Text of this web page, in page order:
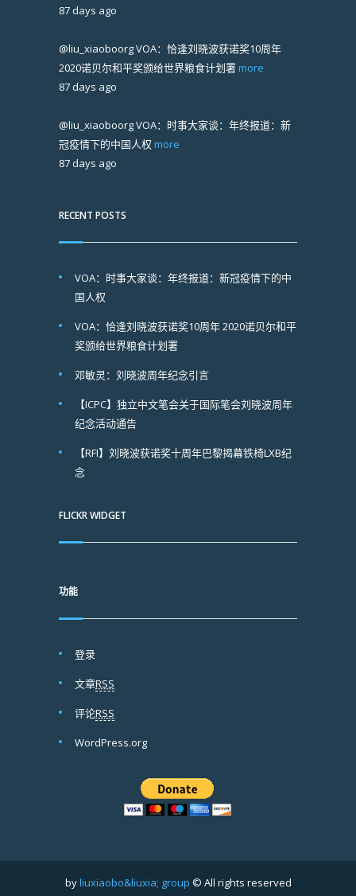
87 days ago
@liu_xiaoboorgVOA：恰逢刘晓波获诺奖10周年
2020诺贝尔和平奖颁给世界粮食计划署 more
87 days ago
@liu_xiaoboorgVOA：时事大家谈：年终报道：新
冠疫情下的中国人权 more
87 days ago
RECENT POSTS
VOA：时事大家谈：年终报道：新冠疫情下的中
国人权
VOA：恰逢刘晓波获诺奖10周年 2020诺贝尔和平
奖颁给世界粮食计划署
邓敏灵：刘晓波周年纪念引言
【ICPC】独立中文笔会关于国际笔会刘晓波周年
纪念活动通告
【RFI】刘晓波获诺奖十周年巴黎揭幕铁椅LXB纪
念
FLICKR WIDGET
功能
登录
文章RSS
评论RSS
WordPress.org
byliuxiaobo&liuxia; group © All rights reserved